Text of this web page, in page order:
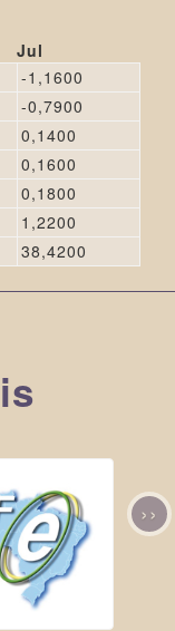
Jul
-1,1600
-0,7900
0,1400
0,1600
0,1800
1,2200
38,4200
››